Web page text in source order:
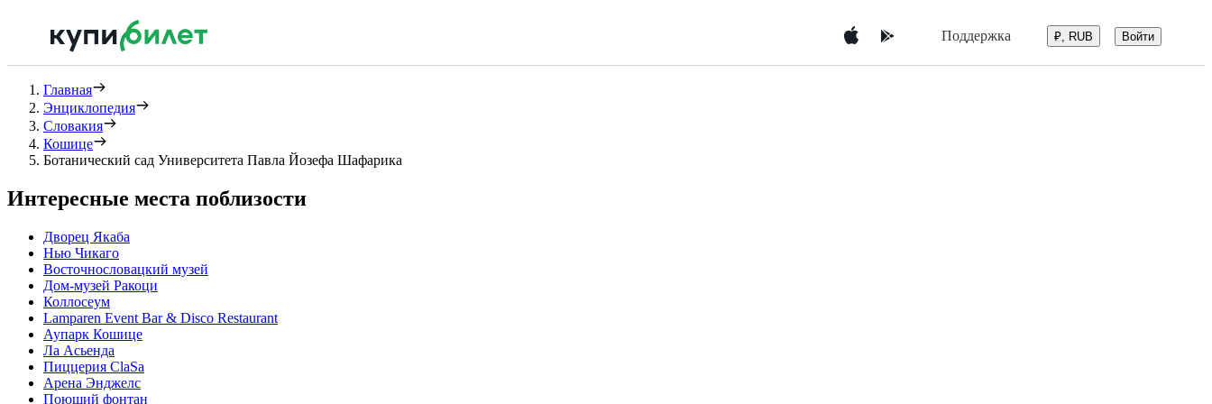
Поддержка ₽, RUB Войти
Главная
Энциклопедия
Словакия
Кошице
Ботанический сад Университета Павла Йозефа Шафарика
Интересные места поблизости
Дворец Якаба
Нью Чикаго
Восточнословацкий музей
Дом-музей Ракоци
Коллосеум
Lamparen Event Bar & Disco Restaurant
Аупарк Кошице
Ла Асьенда
Пиццерия ClaSa
Арена Энджелс
Поющий фонтан